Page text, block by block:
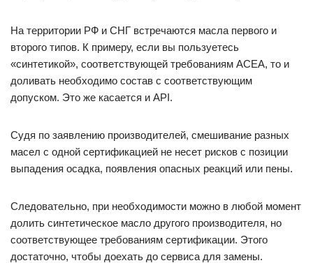
На территории РФ и СНГ встречаются масла первого и
второго типов. К примеру, если вы пользуетесь
«синтетикой», соответствующей требованиям АСЕА, то и
доливать необходимо состав с соответствующим
допуском. Это же касается и API.
Судя по заявлению производителей, смешивание разных
масел с одной сертификацией не несет рисков с позиции
выпадения осадка, появления опасных реакций или пены.
Следовательно, при необходимости можно в любой момент
долить синтетическое масло другого производителя, но
соответствующее требованиям сертификации. Этого
достаточно, чтобы доехать до сервиса для замены.